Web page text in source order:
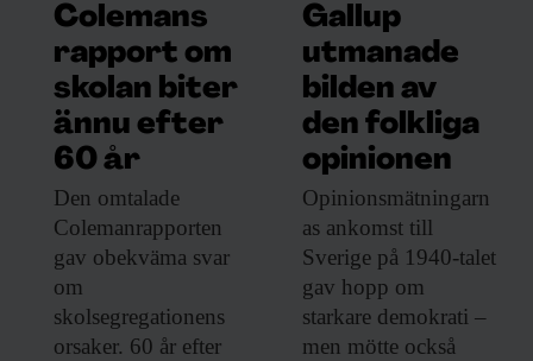
Colemans
rapport om
skolan biter
ännu efter
60 år
Den omtalade
Colemanrapporten
gav obekväma svar
om
skolsegregationens
orsaker. 60 år efter
Gallup
utmanade
bilden av
den folkliga
opinionen
Opinionsmätningarn
as ankomst till
Sverige på 1940-talet
gav hopp om
starkare demokrati –
men mötte också